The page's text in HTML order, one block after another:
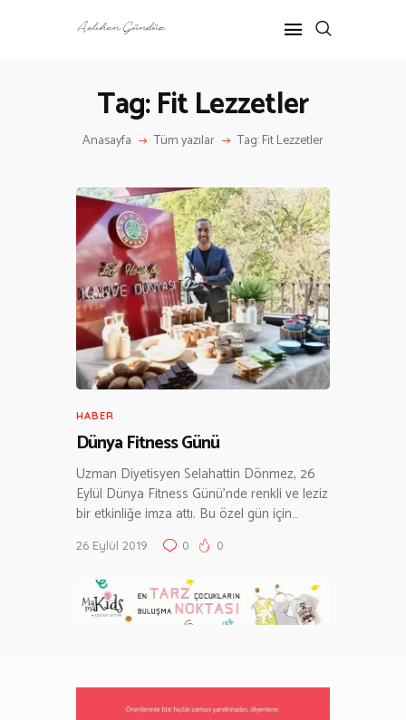
Tag: Fit Lezzetler
Anasayfa Tüm yazılar Tag: Fit Lezzetler
ANASAYFA
RÖPORTAJ
KÜLTÜR SANAT
HAKKIMDA
İLETIŞIM
HABER
Dünya Fitness Günü
Uzman Diyetisyen Selahattin Dönmez, 26
Eylül Dünya Fitness Günü’nde renkli ve leziz
bir etkinliğe imza attı. Bu özel gün için…
26 Eylül 2019 0 0